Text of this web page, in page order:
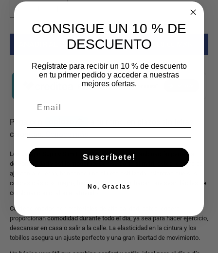
Cantidad
la
cantidad
AÑADIR AL CARRITO $ 539.40 MXN $ 899.00 MXN
Los Jogger Supply Slim Fit 2444
ofrecen una combinación perfecta
de
comodidad
, estos joggers se
ajustan al cuerpo, brindando una silueta estilizada, mientras que sus
colores clásicos
negro, beige y verde militar
hacen que sean fáciles de
combinar con cualquier atuendo.
Confeccionados con
proporcionancomodidad durante todo el día, ya sea para hacer ejercicio,
descansar en casa o salir a la calle. La elasticidad en la cintura y los
tobillos asegura un ajuste perfecto y una gran libertad de movimiento.
CONSIGUE UN 10 % DE
DESCUENTO
Regístrate para recibir un 10 % de descuento
en tu primer pedido y acceder a nuestras
mejores ofertas.
Suscríbete!
No, Gracias